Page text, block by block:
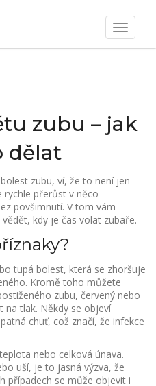
Zobrazit
navigaci
zubu – jak
dělat
zubu, ví, že to není jen
přerůst v něco
povšimnutí. V tom vám
kdy je čas volat zubaře.
tupá bolest, která se zhoršuje
Kromě toho můžete
zubu, červený nebo
na tlak. Někdy se objeví
chuť, což značí, že infekce
nebo celková únava.
uší, je to jasná výzva, že
případech se může objevit i